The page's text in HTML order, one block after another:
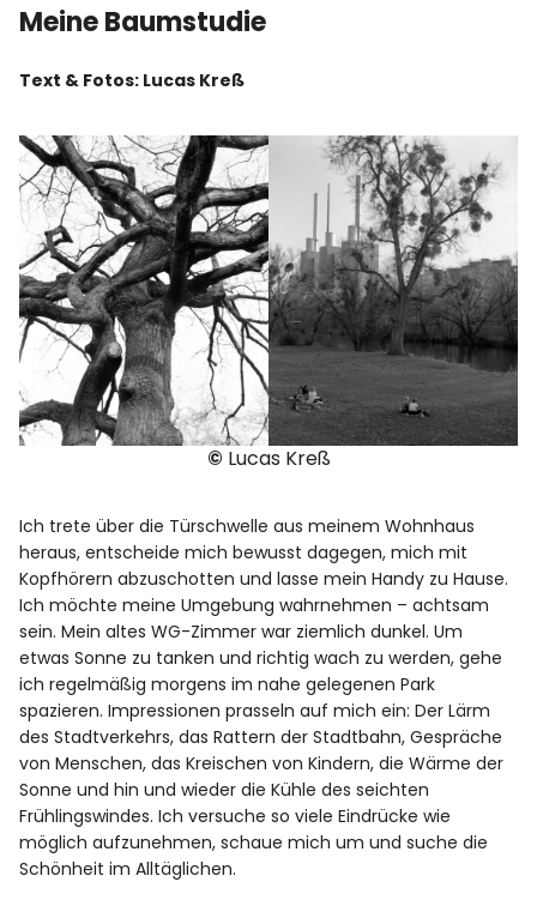
Meine Baumstudie
Text & Fotos: Lucas Kreß
© Lucas Kreß
Ich trete über die Türschwelle aus meinem Wohnhaus
heraus, entscheide mich bewusst dagegen, mich mit
Kopfhörern abzuschotten und lasse mein Handy zu Hause.
Ich möchte meine Umgebung wahrnehmen – achtsam
sein. Mein altes WG-Zimmer war ziemlich dunkel. Um
etwas Sonne zu tanken und richtig wach zu werden, gehe
ich regelmäßig morgens im nahe gelegenen Park
spazieren. Impressionen prasseln auf mich ein: Der Lärm
des Stadtverkehrs, das Rattern der Stadtbahn, Gespräche
von Menschen, das Kreischen von Kindern, die Wärme der
Sonne und hin und wieder die Kühle des seichten
Frühlingswindes. Ich versuche so viele Eindrücke wie
möglich aufzunehmen, schaue mich um und suche die
Schönheit im Alltäglichen.